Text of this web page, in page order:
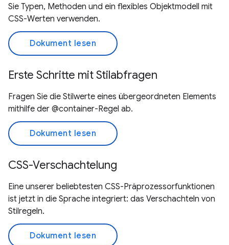
Sie Typen, Methoden und ein flexibles Objektmodell mit
CSS-Werten verwenden.
Dokument lesen
Erste Schritte mit Stilabfragen
Fragen Sie die Stilwerte eines übergeordneten Elements
mithilfe der @container-Regel ab.
Dokument lesen
CSS-Verschachtelung
Eine unserer beliebtesten CSS-Präprozessorfunktionen
ist jetzt in die Sprache integriert: das Verschachteln von
Stilregeln.
Dokument lesen